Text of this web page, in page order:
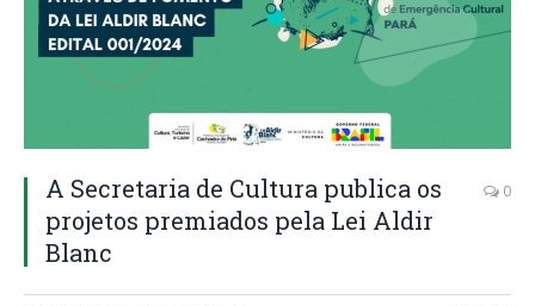
A Secretaria de Cultura publica os
projetos premiados pela Lei Aldir
Blanc
0